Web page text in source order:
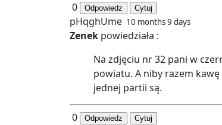
0 Odpowiedz Cytuj
pHqghUme 10 months 9 days
Zenek powiedziała :
Na zdjęciu nr 32 pani w
powiatu. A niby razem
jednej partii są.
0 Odpowiedz Cytuj